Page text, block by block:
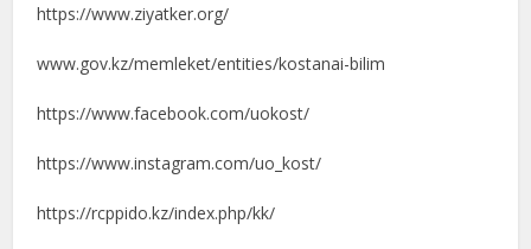
https://www.ziyatker.org/
www.gov.kz/memleket/entities/kostanai-bilim
https://www.facebook.com/uokost/
https://www.instagram.com/uo_kost/
https://rcppido.kz/index.php/kk/